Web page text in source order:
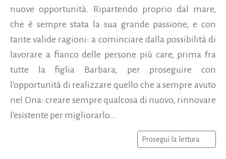
nuove opportunità. Ripartendo proprio dal mare,
che è sempre stata la sua grande passione, e con
tante valide ragioni: a cominciare dalla possibilità di
lavorare a fianco delle persone più care, prima fra
tutte la figlia Barbara, per proseguire con
l'opportunità di realizzare quello che a sempre avuto
nel Dna: creare sempre qualcosa di nuovo, rinnovare
l'esistente per migliorarlo...
Prosegui la lettura